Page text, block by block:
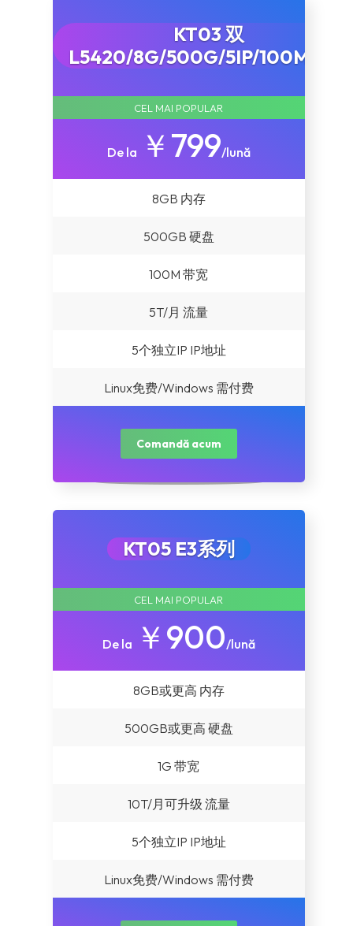
KT03 双
L5420/8G/500G/5IP/100M/10T
CEL MAI POPULAR
De la ￥799/lună
8GB 内存
500GB 硬盘
100M 带宽
5T/月 流量
5个独立IP IP地址
Linux免费/Windows 需付费
Comandă acum
KT05 E3系列
CEL MAI POPULAR
De la ￥900/lună
8GB或更高 内存
500GB或更高 硬盘
1G 带宽
10T/月可升级 流量
5个独立IP IP地址
Linux免费/Windows 需付费